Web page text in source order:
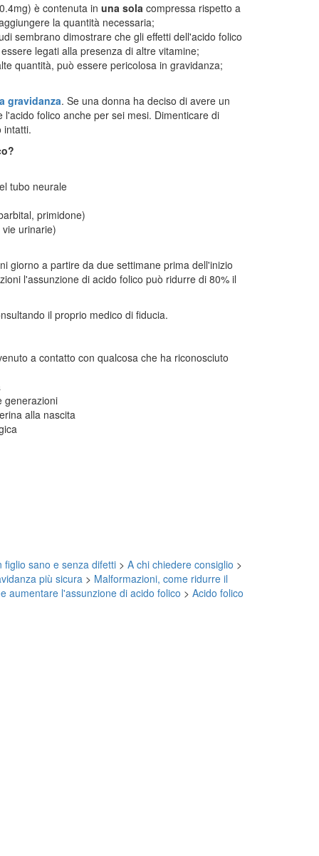
è contenuta in una sola compressa rispetto a
la quantità necessaria;
sembrano dimostrare che gli effetti dell'acido folico
legati alla presenza di altre vitamine;
quantità, può essere pericolosa in gravidanza;
gravidanza. Se una donna ha deciso di avere un
folico anche per sei mesi. Dimenticare di
intatti.
tubo neurale
primidone)
urinarie)
giorno a partire da due settimane prima dell'inizio
l'assunzione di acido folico può ridurre di 80% il
il proprio medico di fiducia.
a contatto con qualcosa che ha riconosciuto
generazioni
alla nascita
figlio sano e senza difetti> A chi chiedere consiglio >
più sicura> Malformazioni, come ridurre il
aumentare l'assunzione di acido folico > Acido folico